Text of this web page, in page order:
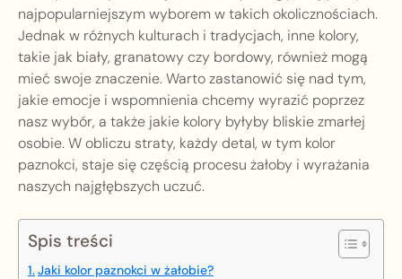
najpopularniejszym wyborem w takich okolicznościach.
Jednak w różnych kulturach i tradycjach, inne kolory,
takie jak biały, granatowy czy bordowy, również mogą
mieć swoje znaczenie. Warto zastanowić się nad tym,
jakie emocje i wspomnienia chcemy wyrazić poprzez
nasz wybór, a także jakie kolory byłyby bliskie zmarłej
osobie. W obliczu straty, każdy detal, w tym kolor
paznokci, staje się częścią procesu żałoby i wyrażania
naszych najgłębszych uczuć.
Spis treści
Jaki kolor paznokci w żałobie?